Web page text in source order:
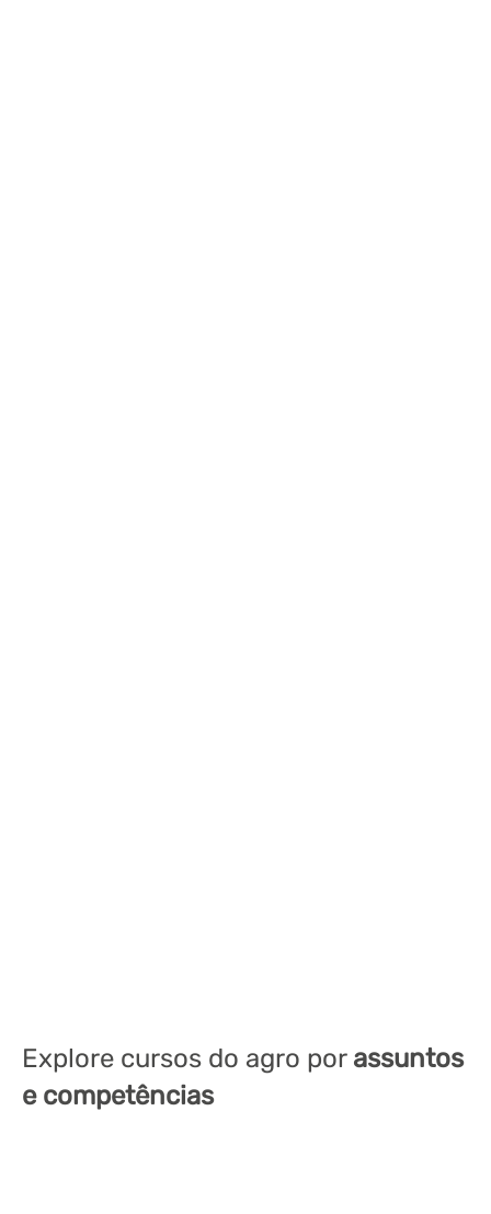
Explore cursos do agro por assuntos
e competências